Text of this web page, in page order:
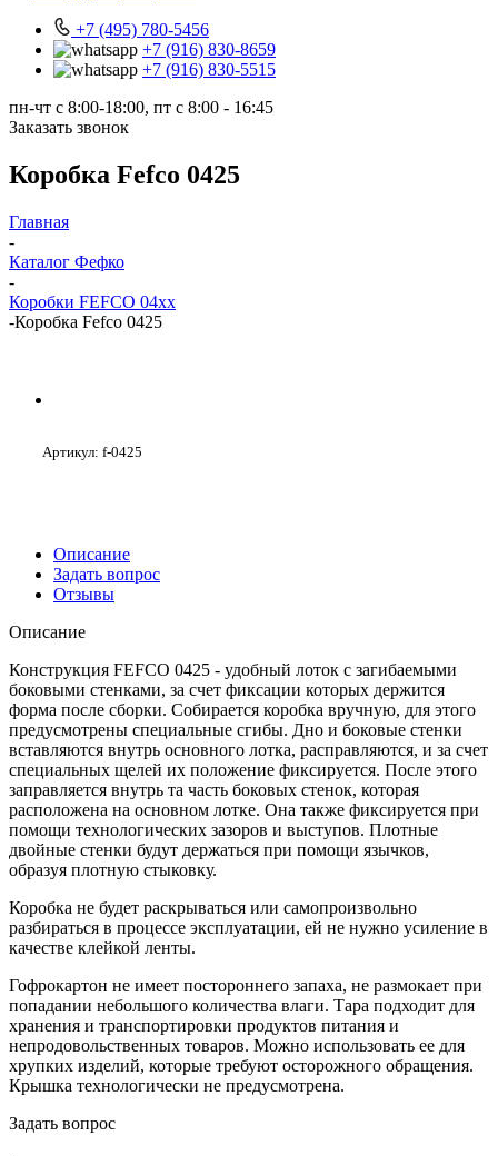
+7 (495) 780-5456
+7 (916) 830-8659
+7 (916) 830-5515
пн-чт c 8:00-18:00, пт с 8:00 - 16:45
Заказать звонок
Коробка Fefco 0425
Главная
-
Каталог Фефко
-
Коробки FEFCO 04xx
-Коробка Fefco 0425
Артикул: f-0425
Описание
Задать вопрос
Отзывы
Описание
Конструкция FEFCO 0425 - удобный лоток с загибаемыми
боковыми стенками, за счет фиксации которых держится
форма после сборки. Собирается коробка вручную, для этого
предусмотрены специальные сгибы. Дно и боковые стенки
вставляются внутрь основного лотка, расправляются, и за счет
специальных щелей их положение фиксируется. После этого
заправляется внутрь та часть боковых стенок, которая
расположена на основном лотке. Она также фиксируется при
помощи технологических зазоров и выступов. Плотные
двойные стенки будут держаться при помощи язычков,
образуя плотную стыковку.
Коробка не будет раскрываться или самопроизвольно
разбираться в процессе эксплуатации, ей не нужно усиление в
качестве клейкой ленты.
Гофрокартон не имеет постороннего запаха, не размокает при
попадании небольшого количества влаги. Тара подходит для
хранения и транспортировки продуктов питания и
непродовольственных товаров. Можно использовать ее для
хрупких изделий, которые требуют осторожного обращения.
Крышка технологически не предусмотрена.
Задать вопрос